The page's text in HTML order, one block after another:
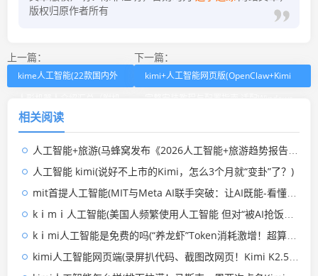
版权归原作者所有
上一篇：
kime人工智能(22款国内外
械三维模型）)
下一篇：
kimi+人工智能网页版(OpenClaw+Kimi
相关阅读
人工智能+旅游(马蜂窝发布《2026人工智能+旅游趋势报告》：未来AI将呈现十大发展趋势)
人工智能 kimi(说好不上市的Kimi，怎么3个月就“变卦”了？)
mit首提人工智能(MIT与Meta AI联手突破：让AI既能-看懂-又能-画美-的神奇技术)
kⅰmⅰ人工智能(美国人频繁使用人工智能 但对“被AI抢饭碗”的担忧正在加剧)
kⅰmi人工智能是免费的吗(“养龙虾”Token消耗激增！超算互联网免费发放1000万Tokens，机构建议关注这两个方向丨A股线索)
kimi人工智能网页端(录屏扒代码、截图改网页！Kimi K2.5把「视觉x代码」玩明白了)